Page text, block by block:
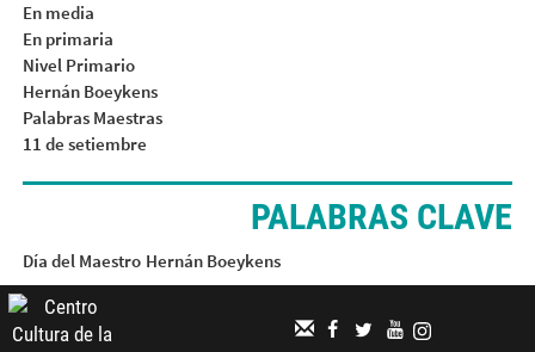
En media
En primaria
Nivel Primario
Hernán Boeykens
Palabras Maestras
11 de setiembre
PALABRAS CLAVE
Día del Maestro Hernán Boeykens